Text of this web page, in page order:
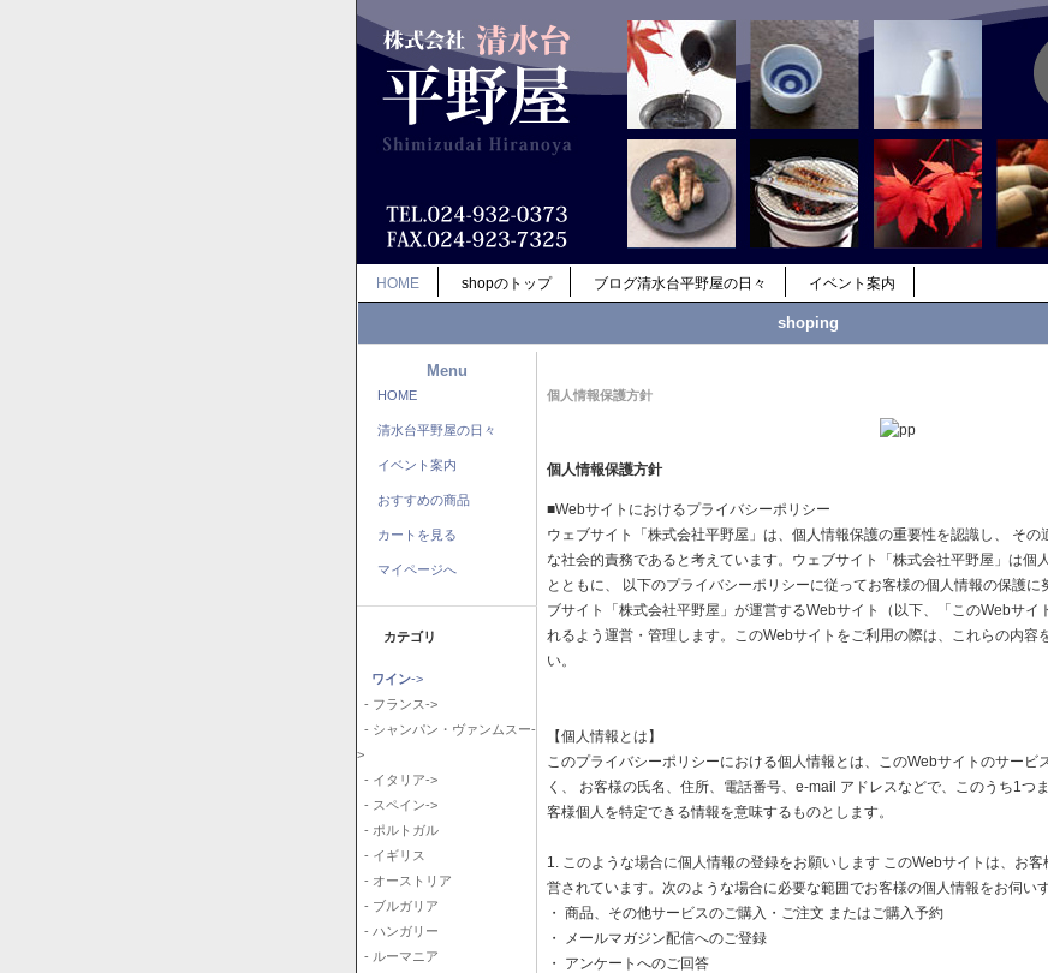
HOME shopのトップ ブログ清水台平野屋の日々 イベント案内
shoping
Menu
HOME
清水台平野屋の日々
イベント案内
おすすめの商品
カートを見る
マイページへ
カテゴリ
ワイン->
- フランス->
- シャンパン・ヴァンムスー-
>
- イタリア->
- スペイン->
- ポルトガル
- イギリス
- オーストリア
- ブルガリア
- ハンガリー
- ルーマニア
個人情報保護方針
個人情報保護方針
■Webサイトにおけるプライバシーポリシー
ウェブサイト「株式会社平野屋」は、個人情報保護の重要性を認識し、 そ
な社会的責務であると考えています。ウェブサイト「株式会社平野屋」は個
とともに、 以下のプライバシーポリシーに従ってお客様の個人情報の保護に
ブサイト「株式会社平野屋」が運営するWebサイト（以下、「このWebサイ
れるよう運営・管理します。このWebサイトをご利用の際は、これらの内容
い。
【個人情報とは】
このプライバシーポリシーにおける個人情報とは、このWebサイトのサービ
く、 お客様の氏名、住所、電話番号、e-mail アドレスなどで、このうち1つ
客様個人を特定できる情報を意味するものとします。
1. このような場合に個人情報の登録をお願いします このWebサイトは、お
営されています。次のような場合に必要な範囲でお客様の個人情報をお伺い
・ 商品、その他サービスのご購入・ご注文 またはご購入予約
・ メールマガジン配信へのご登録
・ アンケートへのご回答